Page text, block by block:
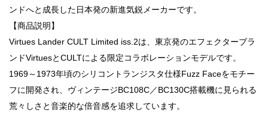
ンドへと成長した日本発の新進気鋭メーカーです。
【商品説明】
Virtues Lander CULT Limited iss.2は、東京発のエフェクターブラ
ンドVirtuesとCULTによる限定コラボレーションモデルです。
1969～1973年頃のシリコントランジスタ仕様Fuzz Faceをモチー
フに開発され、ヴィンテージBC108C／BC130C搭載機に見られる
荒々しさと音楽的な倍音感を追求しています。